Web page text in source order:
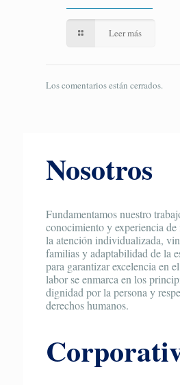
Leer más
Los comentarios están cerrados.
Nosotros
Fundamentamos nuestro
conocimiento y experiencia de
la atención individualizada,
familias y adaptabilidad de la
para garantizar excelencia en
labor se enmarca en los
dignidad por la persona y
derechos humanos.